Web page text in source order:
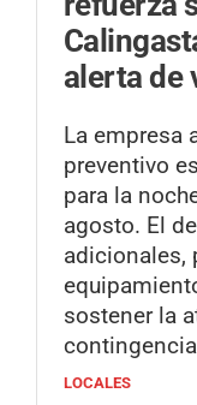
alerta de
La empresa
preventivo
para la
agosto. El
adicionales,
sostener la
LOCALES